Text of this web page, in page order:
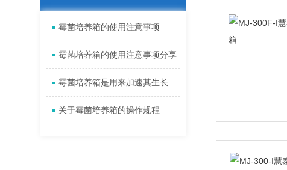
霉菌培养箱的使用注意事项
霉菌培养箱的使用注意事项分享
关于霉菌培养箱的操作规程